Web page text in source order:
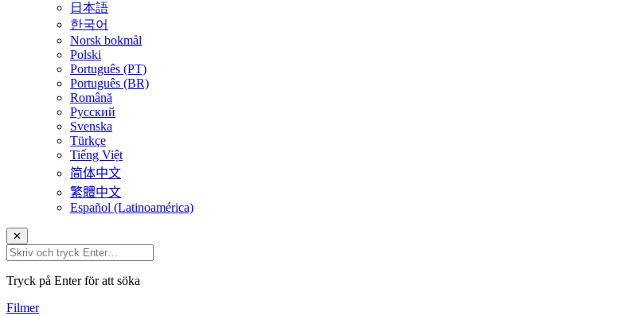
日本語
한국어
Norsk bokmål
Polski
Português (PT)
Português (BR)
Română
Русский
Svenska
Türkçe
Tiếng Việt
简体中文
繁體中文
Español (Latinoamérica)
✕
Tryck på Enter för att söka
Filmer